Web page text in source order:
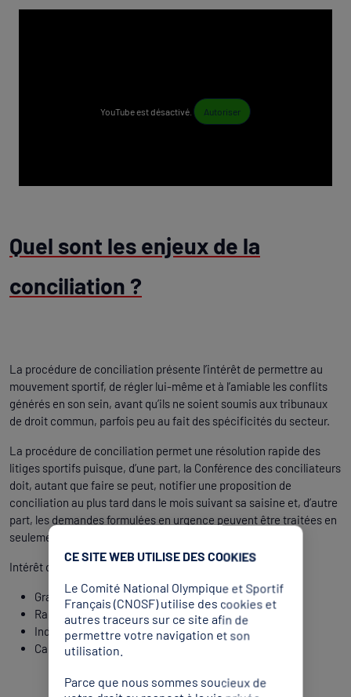
YouTube est désactivé. Autoriser
Quel sont les enjeux de la
conciliation ?
La procédure de conciliation présente l’intérêt de permettre au
mouvement sportif, de régler lui-même et à l’amiable les conflits
générés en son sein, avant qu’ils ne soient soumis aux tribunaux
de droit commun, parfois peu au fait des spécificités du secteur.
La procédure de conciliation permet une résolution rapide des
litiges sportifs puisque, d’une part, la Conférence des conciliateurs
doit, autant que faire se peut, notifier une proposition de
conciliation au plus tard dans le mois suivant sa saisine et, d’autre
part, les demandes formulées en urgence peuvent être traitées en
seulement quelques jours.
Intérêt de la procédure :
Gratuité
Rapidité
Indépendance
Capacité d’adaptation
CE SITE WEB UTILISE DES COOKIES
Le Comité National Olympique et Sportif
Français (CNOSF) utilise des cookies et
autres traceurs sur ce site afin de
permettre votre navigation et son
utilisation.
Parce que nous sommes soucieux de